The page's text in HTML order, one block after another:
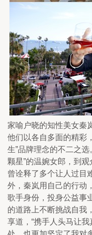
家喻户晓的知性美女秦
他们以各自多面的精彩
生”品牌理念的不二之
颗星”的温婉女郎，到
曾诠释了多个让人过目
外，秦岚用自己的行动
歌手身份，投身公益事
的道路上不断挑战自我
享道，“携手人头马让